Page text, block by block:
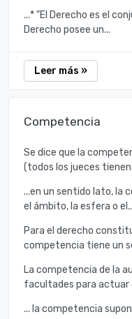
...* "El Derecho es el
Derecho posee un...
Leer más »
Competencia
Se dice que la
(todos los jueces
...en un sentido lato, la
el ámbito, la esfera o
Para el derecho
competencia tiene un
La competencia de la
facultades para actuar
... la competencia